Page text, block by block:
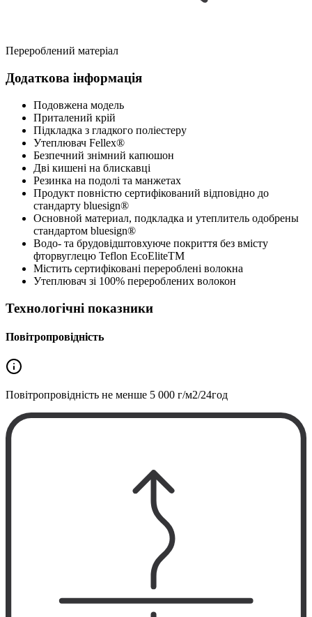
Перероблений матеріал
Додаткова інформація
Подовжена модель
Приталений крій
Підкладка з гладкого поліестеру
Утеплювач Fellex®
Безпечний знімний капюшон
Дві кишені на блискавці
Резинка на подолі та манжетах
Продукт повністю сертифікований відповідно до
стандарту bluesign®
Основной материал, подкладка и утеплитель одобрены
стандартом bluesign®
Водо- та брудовідштовхуюче покриття без вмісту
фторвуглецю Teflon EcoEliteTM
Містить сертифіковані перероблені волокна
Утеплювач зі 100% перероблених волокон
Технологічні показники
Повітропровідність
Повітропровідність не менше 5 000 г/м2/24год